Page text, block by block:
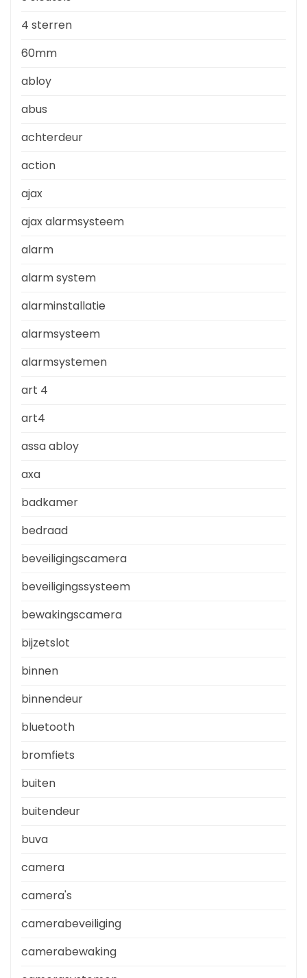
4 sterren
60mm
abloy
abus
achterdeur
action
ajax
ajax alarmsysteem
alarm
alarm system
alarminstallatie
alarmsysteem
alarmsystemen
art 4
art4
assa abloy
axa
badkamer
bedraad
beveiligingscamera
beveiligingssysteem
bewakingscamera
bijzetslot
binnen
binnendeur
bluetooth
bromfiets
buiten
buitendeur
buva
camera
camera's
camerabeveiliging
camerabewaking